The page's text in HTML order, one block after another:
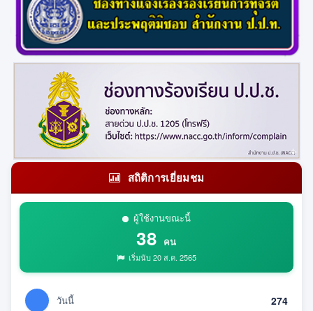
สถิติการเยี่ยมชม
ผู้ใช้งานขณะนี้
38 คน
เริ่มนับ 20 ส.ค. 2565
วันนี้ 274